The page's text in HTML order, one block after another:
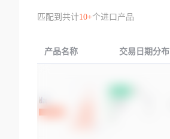
匹配到共计10+个进口产品
产品名称 交易日期分布